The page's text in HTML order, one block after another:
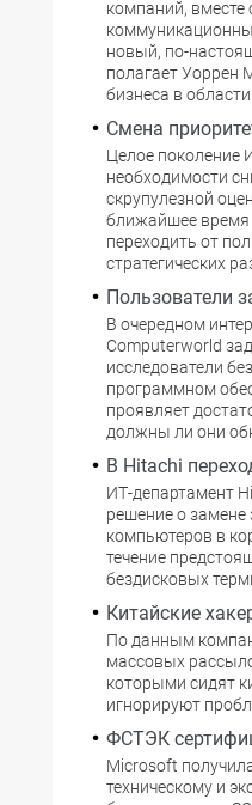
компаний,
новый, по-
полагает Уоррен
бизнеса в
Смена
Целое поколение
необходимости
скрупулезной
ближайшее время
переходить от
стратегических
Пользователи
В очередном
Computerworld
исследователи
программном
проявляет
должны ли они
В Hitachi
ИТ-департамент
решение о замене
компьютеров в
течение
бездисковых
Китайские
По данным
массовых
которыми сидят
игнорируют
ФСТЭК
Microsoft
техническому и